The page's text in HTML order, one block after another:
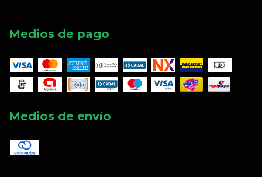
Medios de pago
Medios de envío